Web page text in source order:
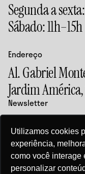
Utilizamos cookies
experiência,
como você interage
personalizar
@claraboia.art
Segunda a sexta:
Sábado: 11h–15h
Endereço
Al. Gabriel
Jardim América,
Newsletter
Acompanhe as
Segunda a
Sábado: 11h–15h
Endereço
Al. Gabriel
Jardim
Newsletter
Acompanhe
exposições e